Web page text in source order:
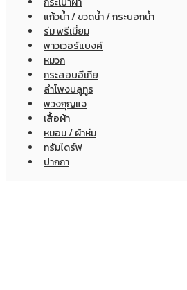
แก้วน้ำ / ขวดน้ำ / กระบอกน้ำ
ร่ม พรีเมี่ยม
พาวเวอร์แบงค์
หมวก
กระสอบอีเกีย
ลำโพงบลูทูธ
พวงกุญแจ
เสื้อผ้า
หมอน / ผ้าห่ม
ทรัมไดร์ฟ
ปากกา